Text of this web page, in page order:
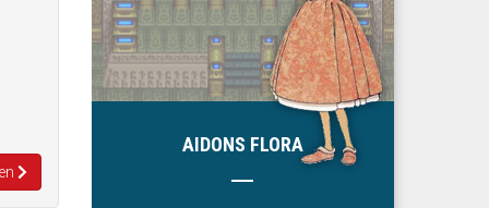
AIDONS FLORA